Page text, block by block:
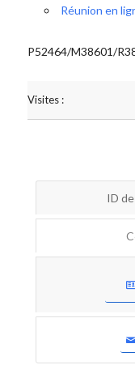
Réunion en
P52464/M38601/
Visites :
ID